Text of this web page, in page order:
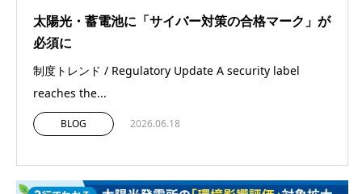
太陽光・蓄電池に「サイバー対策の合格マーク」が
必須に
制度トレンド / Regulatory Update A security label
reaches the...
BLOG 2026.06.18